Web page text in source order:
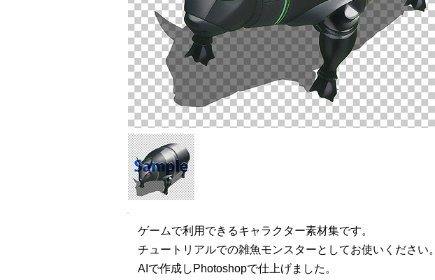
ゲームで利用できるキャラクター素材集です。
チュートリアルでの雑魚モンスターとしてお使いください。
AIで作成しPhotoshopで仕上げました。